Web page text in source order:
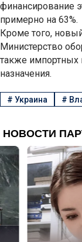
финансирование
примерно на 63%.
Кроме того,
Министерство
также импортных
назначения.
# Украина #